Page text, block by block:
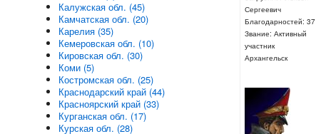
Сергеевич
Благодарностей: 37
Звание: Активный
участник
Архангельск
Калужская обл. (45)
Камчатская обл. (20)
Карелия (35)
Кемеровская обл. (10)
Кировская обл. (30)
Коми (5)
Костромская обл. (25)
Краснодарский край (44)
Красноярский край (33)
Курганская обл. (17)
Курская обл. (28)